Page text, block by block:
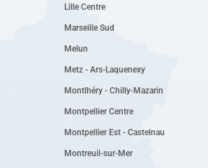
Lille Centre
Marseille Sud
Melun
Metz - Ars-Laquenexy
Montlhéry - Chilly-Mazarin
Montpellier Centre
Montpellier Est - Castelnau
Montreuil-sur-Mer